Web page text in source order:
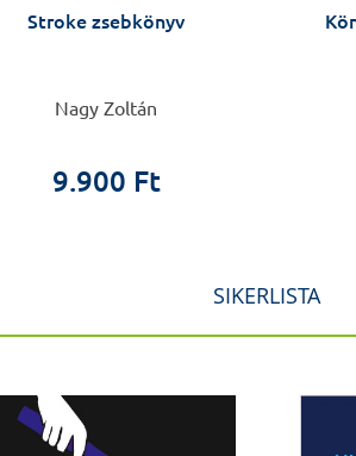
Stroke zsebkönyv
Nagy Zoltán
9.900 Ft
SIKERLISTA